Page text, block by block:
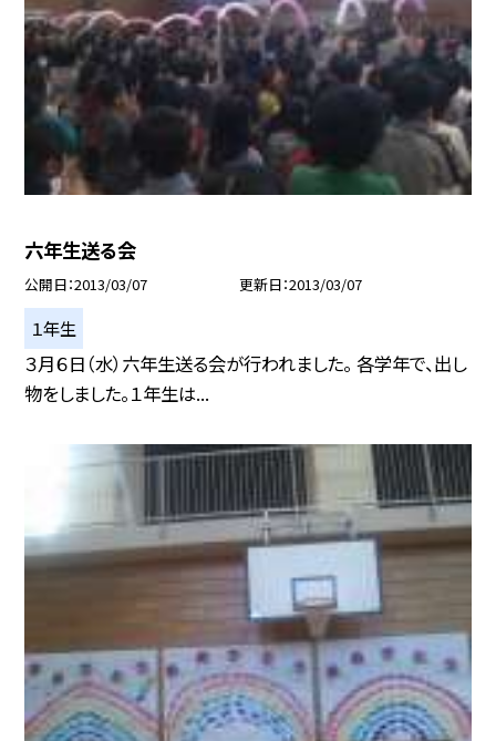
六年生送る会
公開日 2013/03/07 更新日 2013/03/07
１年生
３月６日（水）六年生送る会が行われました。 各学年で、出し
物をしました。１年生は...